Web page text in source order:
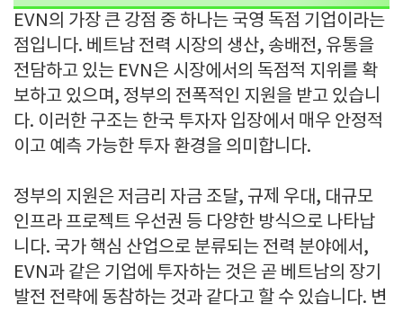
EVN의 가장 큰 강점 중 하나는 국영 독점 기업이라는
점입니다. 베트남 전력 시장의 생산, 송배전, 유통을
전담하고 있는 EVN은 시장에서의 독점적 지위를 확
보하고 있으며, 정부의 전폭적인 지원을 받고 있습니
다. 이러한 구조는 한국 투자자 입장에서 매우 안정적
이고 예측 가능한 투자 환경을 의미합니다.
정부의 지원은 저금리 자금 조달, 규제 우대, 대규모
인프라 프로젝트 우선권 등 다양한 방식으로 나타납
니다. 국가 핵심 산업으로 분류되는 전력 분야에서,
EVN과 같은 기업에 투자하는 것은 곧 베트남의 장기
발전 전략에 동참하는 것과 같다고 할 수 있습니다. 변